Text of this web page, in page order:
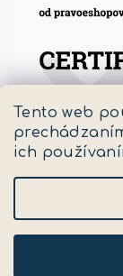
Tento web
ich
Copyright